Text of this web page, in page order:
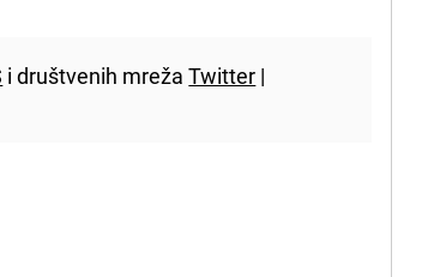
i društvenih mrežaTwitter |